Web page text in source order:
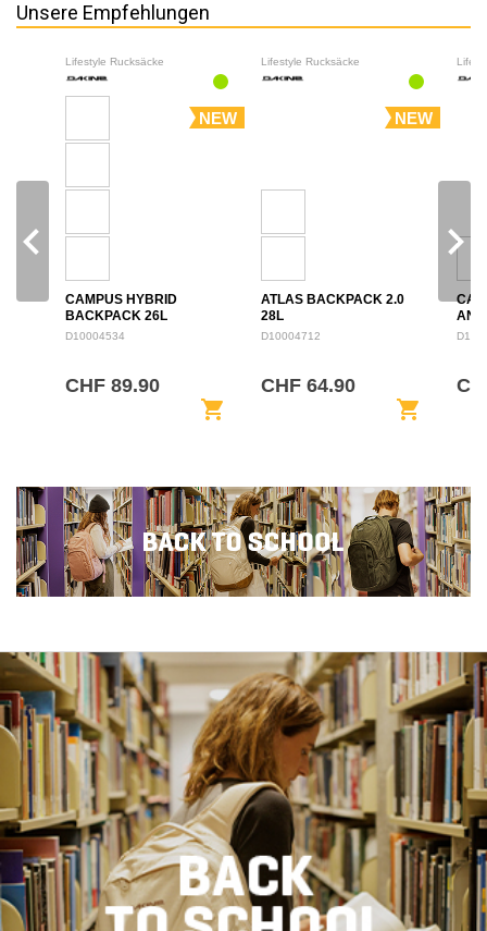
Unsere Empfehlungen
Lifestyle Rucksäcke
NEW
CAMPUS HYBRID
BACKPACK 26L
D10004534
CHF 89.90
shopping_cart
Lifestyle Rucksäcke
NEW
ATLAS BACKPACK 2.0
28L
D10004712
CHF 64.90
shopping_cart
navigate_before navigate_next